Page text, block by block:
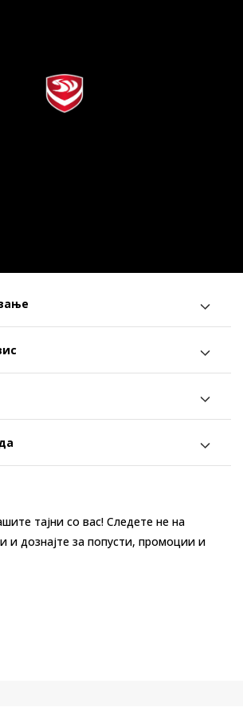
тајни со вас! Следете не на
и дознајте за попусти, промоции и